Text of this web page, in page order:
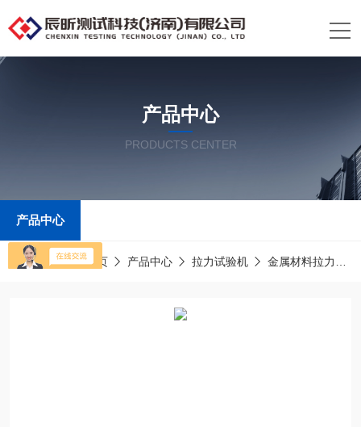
产品中心
PRODUCTS CENTER
产品中心
当前位置：首页 产品中心 拉力试验机 金属材料拉力试验机